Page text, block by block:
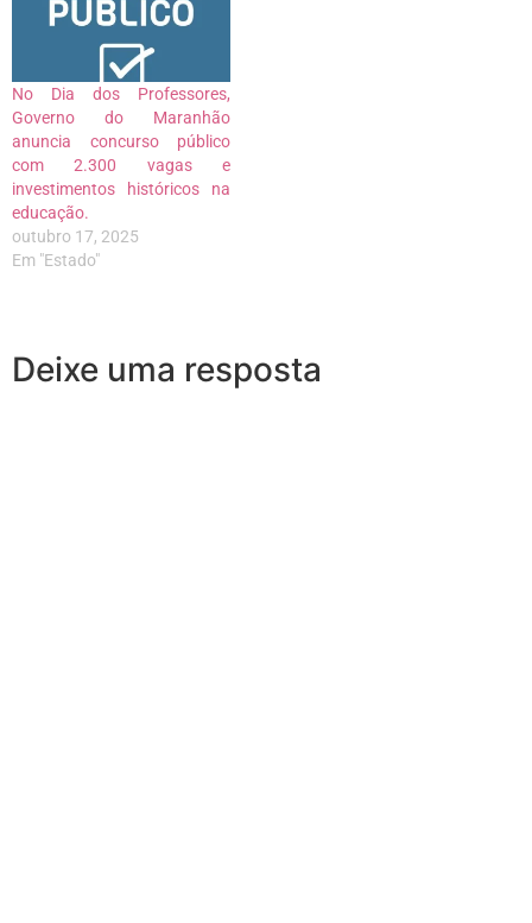
No Dia dos Professores,
Governo do Maranhão
anuncia concurso público
com 2.300 vagas e
investimentos históricos na
educação.
outubro 17, 2025
Em "Estado"
Deixe uma resposta